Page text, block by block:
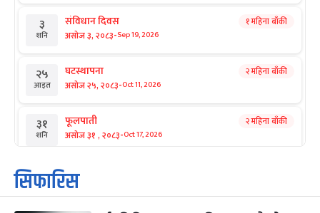
३
शनि
संविधान दिवस
असोज ३, २०८३-Sep 19, 2026
१ महिना बाँकी
२५
आइत
घटस्थापना
असोज २५, २०८३-Oct 11, 2026
२ महिना बाँकी
३१
शनि
फूलपाती
असोज ३१ , २०८३-Oct 17, 2026
२ महिना बाँकी
१
आइत
कार्तिक सङ्क्रान्ति
कार्तिक १, २०८३
सिफारिस